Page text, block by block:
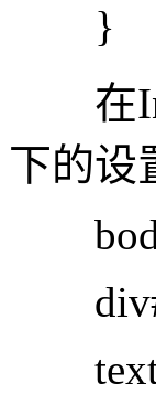
}
在
下的设
body
text-